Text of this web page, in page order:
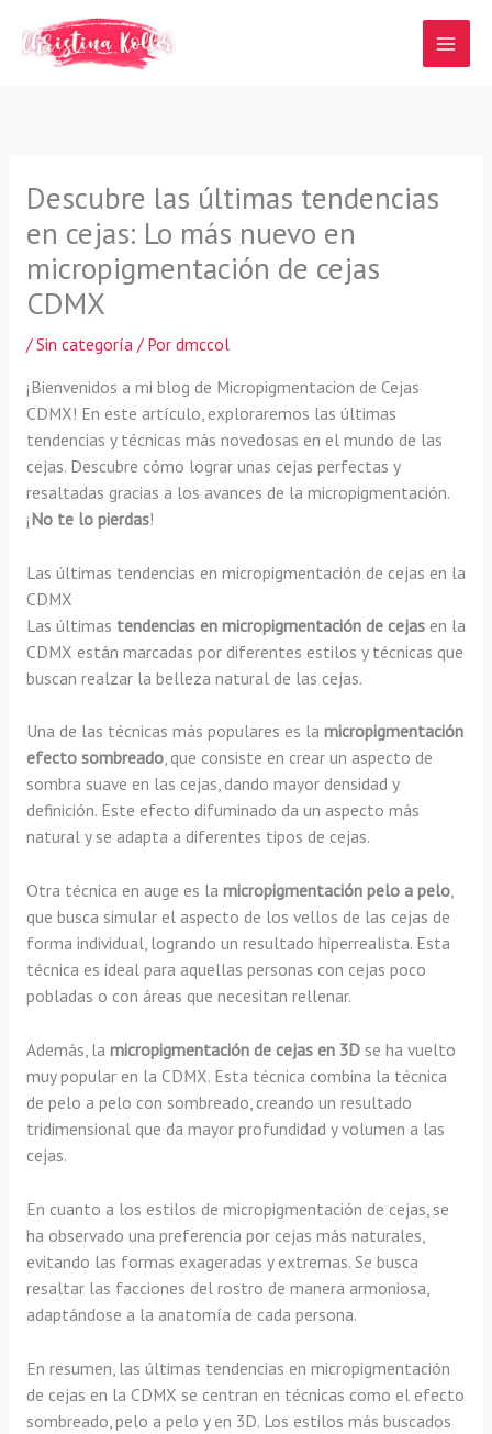
contenido
Descubre las últimas tendencias
en cejas: Lo más nuevo en
micropigmentación de cejas
CDMX
/Sin categoría/ Por dmccol
¡Bienvenidos a mi blog de Micropigmentacion de Cejas
CDMX! En este artículo, exploraremos las últimas
tendencias y técnicas más novedosas en el mundo de las
cejas. Descubre cómo lograr unas cejas perfectas y
resaltadas gracias a los avances de la micropigmentación.
¡No te lo pierdas!
Las últimas tendencias en micropigmentación de cejas en la
CDMX
Las últimas tendencias en micropigmentación de cejasen la
CDMX están marcadas por diferentes estilos y técnicas que
buscan realzar la belleza natural de las cejas.
Una de las técnicas más populares es la micropigmentación
efecto sombreado, que consiste en crear un aspecto de
sombra suave en las cejas, dando mayor densidad y
definición. Este efecto difuminado da un aspecto más
natural y se adapta a diferentes tipos de cejas.
Otra técnica en auge es la micropigmentación pelo a pelo,
que busca simular el aspecto de los vellos de las cejas de
forma individual, logrando un resultado hiperrealista. Esta
técnica es ideal para aquellas personas con cejas poco
pobladas o con áreas que necesitan rellenar.
Además, la micropigmentación de cejas en 3Dse ha vuelto
muy popular en la CDMX. Esta técnica combina la técnica
de pelo a pelo con sombreado, creando un resultado
tridimensional que da mayor profundidad y volumen a las
cejas.
En cuanto a los estilos de micropigmentación de cejas, se
ha observado una preferencia por cejas más naturales,
evitando las formas exageradas y extremas. Se busca
resaltar las facciones del rostro de manera armoniosa,
adaptándose a la anatomía de cada persona.
En resumen, las últimas tendencias en micropigmentación
de cejas en la CDMX se centran en técnicas como el efecto
sombreado, pelo a pelo y en 3D. Los estilos más buscados